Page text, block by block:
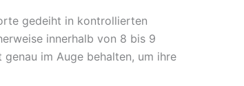
gedeiht in kontrollierten
innerhalb von 8 bis 9
im Auge behalten, um ihre